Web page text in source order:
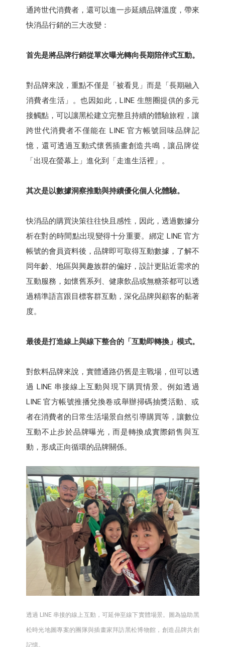
通跨世代消費者，還可以進一步延續品牌溫度，帶來
快消品行銷的三大改變：
首先是將品牌行銷從單次曝光轉向長期陪伴式互動。
對品牌來說，重點不僅是「被看見」而是「長期融入
消費者生活」。也因如此，LINE 生態圈提供的多元
接觸點，可以讓黑松建立完整且持續的體驗旅程，讓
跨世代消費者不僅能在 LINE 官方帳號回味品牌記
憶，還可透過互動式懷舊插畫創造共鳴，讓品牌從
「出現在螢幕上」進化到「走進生活裡」。
其次是以數據洞察推動與持續優化個人化體驗。
快消品的購買決策往往快且感性，因此，透過數據分
析在對的時間點出現變得十分重要。綁定 LINE 官方
帳號的會員資料後，品牌即可取得互動數據，了解不
同年齡、地區與興趣族群的偏好，設計更貼近需求的
互動服務，如懷舊系列、健康飲品或無糖茶都可以透
過精準語言跟目標客群互動，深化品牌與顧客的黏著
度。
最後是打造線上與線下整合的「互動即轉換」模式。
對飲料品牌來說，實體通路仍舊是主戰場，但可以透
過 LINE 串接線上互動與現下購買情景。例如透過
LINE 官方帳號推播兌換卷或舉辦掃碼抽獎活動、或
者在消費者的日常生活場景自然引導購買等，讓數位
互動不止步於品牌曝光，而是轉換成實際銷售與互
動，形成正向循環的品牌關係。
透過 LINE 串接的線上互動，可延伸至線下實體場景。圖為協助黑
松時光地圖專案的團隊與插畫家拜訪黑松博物館，創造品牌共創
記憶。